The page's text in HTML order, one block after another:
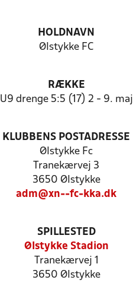
HOLDNAVN
Ølstykke FC
RÆKKE
U9 drenge 5:5 (17) 2 - 9. maj
KLUBBENS POSTADRESSE
Ølstykke Fc
Tranekærvej 3
3650 Ølstykke
adm@xn--fc-kka.dk
SPILLESTED
Ølstykke Stadion
Tranekærvej 1
3650 Ølstykke